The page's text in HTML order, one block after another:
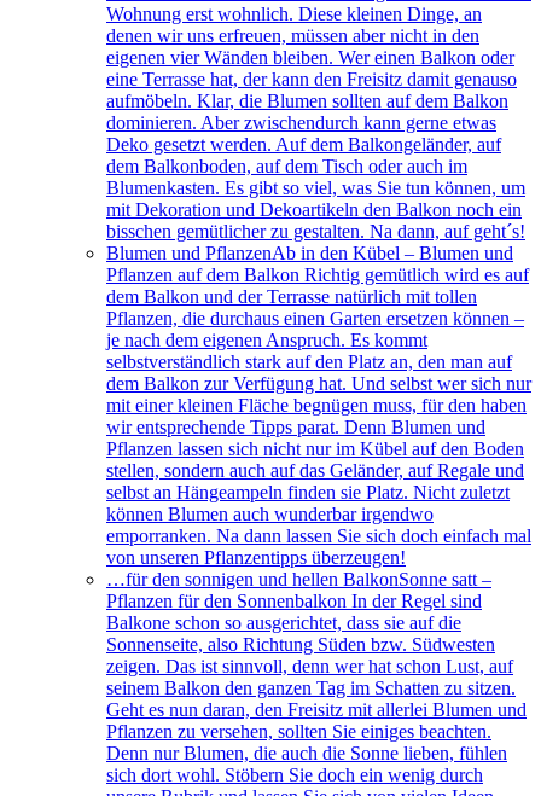
Wohnung erst wohnlich. Diese kleinen Dinge, an
denen wir uns erfreuen, müssen aber nicht in den
eigenen vier Wänden bleiben. Wer einen Balkon oder
eine Terrasse hat, der kann den Freisitz damit genauso
aufmöbeln. Klar, die Blumen sollten auf dem Balkon
dominieren. Aber zwischendurch kann gerne etwas
Deko gesetzt werden. Auf dem Balkongeländer, auf
dem Balkonboden, auf dem Tisch oder auch im
Blumenkasten. Es gibt so viel, was Sie tun können, um
mit Dekoration und Dekoartikeln den Balkon noch ein
bisschen gemütlicher zu gestalten. Na dann, auf geht´s!
Blumen und PflanzenAb in den Kübel – Blumen und
Pflanzen auf dem Balkon Richtig gemütlich wird es auf
dem Balkon und der Terrasse natürlich mit tollen
Pflanzen, die durchaus einen Garten ersetzen können –
je nach dem eigenen Anspruch. Es kommt
selbstverständlich stark auf den Platz an, den man auf
dem Balkon zur Verfügung hat. Und selbst wer sich nur
mit einer kleinen Fläche begnügen muss, für den haben
wir entsprechende Tipps parat. Denn Blumen und
Pflanzen lassen sich nicht nur im Kübel auf den Boden
stellen, sondern auch auf das Geländer, auf Regale und
selbst an Hängeampeln finden sie Platz. Nicht zuletzt
können Blumen auch wunderbar irgendwo
emporranken. Na dann lassen Sie sich doch einfach mal
von unseren Pflanzentipps überzeugen!
…für den sonnigen und hellen BalkonSonne satt –
Pflanzen für den Sonnenbalkon In der Regel sind
Balkone schon so ausgerichtet, dass sie auf die
Sonnenseite, also Richtung Süden bzw. Südwesten
zeigen. Das ist sinnvoll, denn wer hat schon Lust, auf
seinem Balkon den ganzen Tag im Schatten zu sitzen.
Geht es nun daran, den Freisitz mit allerlei Blumen und
Pflanzen zu versehen, sollten Sie einiges beachten.
Denn nur Blumen, die auch die Sonne lieben, fühlen
sich dort wohl. Stöbern Sie doch ein wenig durch